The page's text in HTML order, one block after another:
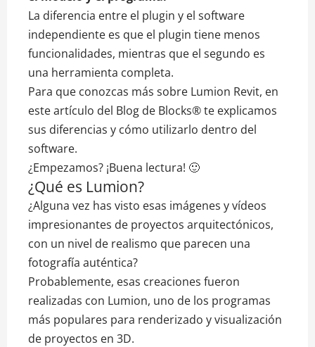
La diferencia entre el plugin y el software
independiente es que el plugin tiene menos
funcionalidades, mientras que el segundo es
una herramienta completa.
Para que conozcas más sobre Lumion Revit, en
este artículo del Blog de Blocks® te explicamos
sus diferencias y cómo utilizarlo dentro del
software.
¿Empezamos? ¡Buena lectura! 🙂
¿Qué es Lumion?
¿Alguna vez has visto esas imágenes y vídeos
impresionantes de proyectos arquitectónicos,
con un nivel de realismo que parecen una
fotografía auténtica?
Probablemente, esas creaciones fueron
realizadas con Lumion, uno de los programas
más populares para renderizado y visualización
de proyectos en 3D.